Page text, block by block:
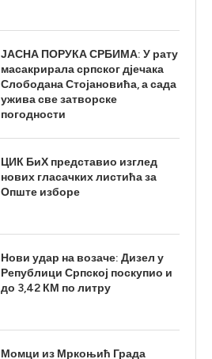
ЈАСНА ПОРУКА СРБИМА: У рату
масакрирала српског дјечака
Слободана Стојановића, а сада
ужива све затворске
погодности
ЦИК БиХ представио изглед
нових гласачких листића за
Опште изборе
Нови удар на возаче: Дизел у
Републици Српској поскупио и
до 3,42 КМ по литру
Момци из Мркоњић Града